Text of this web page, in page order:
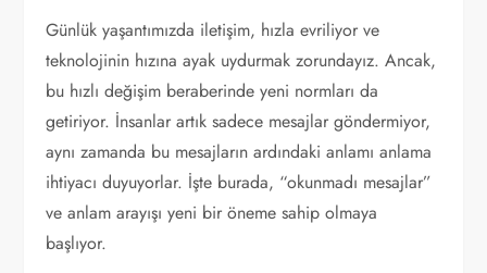
Günlük yaşantımızda iletişim, hızla evriliyor ve
teknolojinin hızına ayak uydurmak zorundayız. Ancak,
bu hızlı değişim beraberinde yeni normları da
getiriyor. İnsanlar artık sadece mesajlar göndermiyor,
aynı zamanda bu mesajların ardındaki anlamı anlama
ihtiyacı duyuyorlar. İşte burada, “okunmadı mesajlar”
ve anlam arayışı yeni bir öneme sahip olmaya
başlıyor.